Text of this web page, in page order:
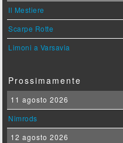
Il Mestiere
Scarpe Rotte
Limoni a Varsavia
Prossimamente
11 agosto 2026
Nimrods
12 agosto 2026